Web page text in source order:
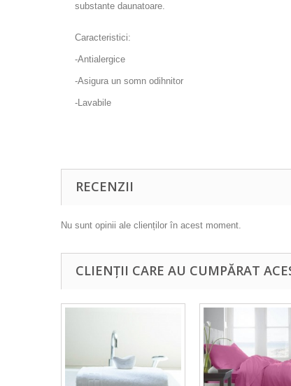
substante daunatoare.
Caracteristici:
-Antialergice
-Asigura un somn odihnitor
-Lavabile
RECENZII
Nu sunt opinii ale clienților în acest moment.
CLIENȚII CARE AU CUMPĂRAT